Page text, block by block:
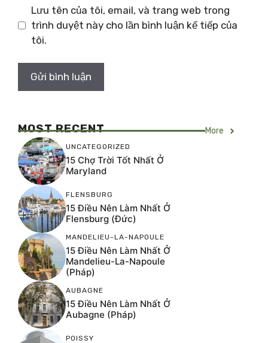
Lưu tên của tôi, email, và trang web trong
trình duyệt này cho lần bình luận kế tiếp của
tôi.
MOST RECENT More
UNCATEGORIZED
15 Chợ Trời Tốt Nhất Ở
Maryland
FLENSBURG
15 Điều Nên Làm Nhất Ở
Flensburg (Đức)
MANDELIEU-LA-NAPOULE
15 Điều Nên Làm Nhất Ở
Mandelieu-La-Napoule
(Pháp)
AUBAGNE
15 Điều Nên Làm Nhất Ở
Aubagne (Pháp)
POISSY